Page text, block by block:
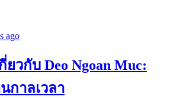
ago
ยวกับ Deo Ngoan Muc:
กาลเวลา